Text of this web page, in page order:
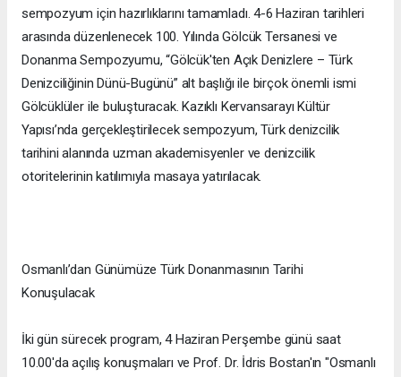
sempozyum için hazırlıklarını tamamladı. 4-6 Haziran tarihleri
arasında düzenlenecek 100. Yılında Gölcük Tersanesi ve
Donanma Sempozyumu, “Gölcük'ten Açık Denizlere – Türk
Denizciliğinin Dünü-Bugünü” alt başlığı ile birçok önemli ismi
Gölcüklüler ile buluşturacak. Kazıklı Kervansarayı Kültür
Yapısı’nda gerçekleştirilecek sempozyum, Türk denizcilik
tarihini alanında uzman akademisyenler ve denizcilik
otoritelerinin katılımıyla masaya yatırılacak.
Osmanlı’dan Günümüze Türk Donanmasının Tarihi
Konuşulacak
İki gün sürecek program, 4 Haziran Perşembe günü saat
10.00'da açılış konuşmaları ve Prof. Dr. İdris Bostan'ın "Osmanlı